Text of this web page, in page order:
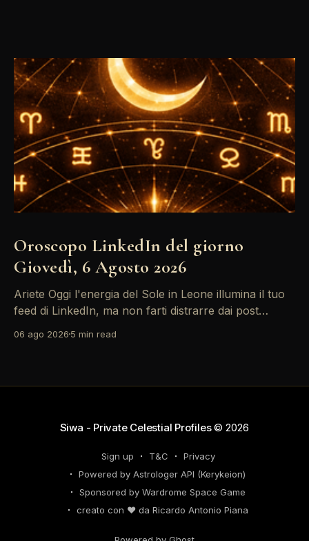
Oroscopo LinkedIn del giorno
Giovedì, 6 Agosto 2026
Ariete Oggi l'energia del Sole in Leone illumina il tuo
feed di LinkedIn, ma non farti distrarre dai post
tuoi desideri professionali! Giove ti spinge verso il
06 ago 2026 5 min read
Siwa - Private Celestial Profiles© 2026
Sign up T&C
Privacy
Powered by Astrologer API (Kerykeion)
Sponsored by Wardrome Space Game
creato con ❤️ da Ricardo Antonio Piana